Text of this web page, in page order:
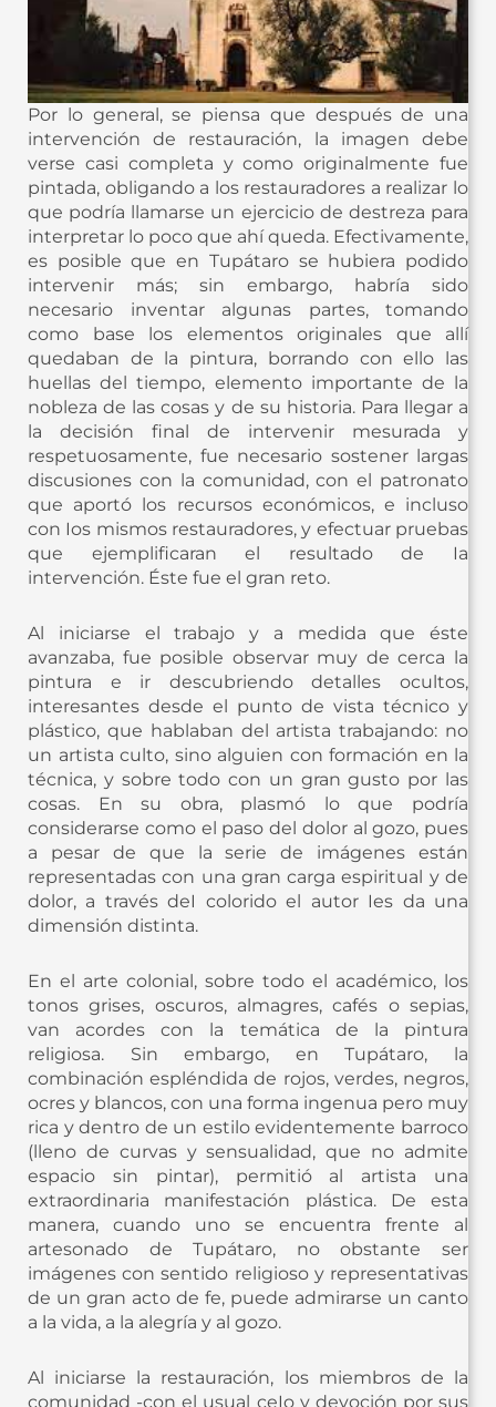
Por lo general, se piensa que después de una
intervención de restauración, la imagen debe
verse casi completa y como originalmente fue
pintada, obligando a los restauradores a realizar lo
que podría llamarse un ejercicio de destreza para
interpretar lo poco que ahí queda. Efectivamente,
es posible que en Tupátaro se hubiera podido
intervenir más; sin embargo, habría sido
necesario inventar algunas partes, tomando
como base los elementos originales que allí
quedaban de la pintura, borrando con ello las
huellas del tiempo, elemento importante de la
nobleza de las cosas y de su historia. Para llegar a
la decisión final de intervenir mesurada y
respetuosamente, fue necesario sostener largas
discusiones con la comunidad, con el patronato
que aportó los recursos económicos, e incluso
con Ios mismos restauradores, y efectuar pruebas
que ejemplificaran el resultado de Ia
intervención. Éste fue el gran reto.
Al iniciarse el trabajo y a medida que éste
avanzaba, fue posible observar muy de cerca la
pintura e ir descubriendo detalles ocultos,
interesantes desde el punto de vista técnico y
plástico, que hablaban del artista trabajando: no
un artista culto, sino alguien con formación en la
técnica, y sobre todo con un gran gusto por las
cosas. En su obra, plasmó lo que podría
considerarse como el paso del dolor al gozo, pues
a pesar de que la serie de imágenes están
representadas con una gran carga espiritual y de
dolor, a través deI colorido el autor Ies da una
dimensión distinta.
En el arte colonial, sobre todo el académico, los
tonos grises, oscuros, almagres, cafés o sepias,
van acordes con la temática de la pintura
religiosa. Sin embargo, en Tupátaro, la
combinación espléndida de rojos, verdes, negros,
ocres y blancos, con una forma ingenua pero muy
rica y dentro de un estilo evidentemente barroco
(lleno de curvas y sensualidad, que no admite
espacio sin pintar), permitió al artista una
extraordinaria manifestación plástica. De esta
manera, cuando uno se encuentra frente al
artesonado de Tupátaro, no obstante ser
imágenes con sentido religioso y representativas
de un gran acto de fe, puede admirarse un canto
a la vida, a la alegría y al gozo.
Al iniciarse la restauración, los miembros de la
comunidad -con el usual ceIo y devoción por sus